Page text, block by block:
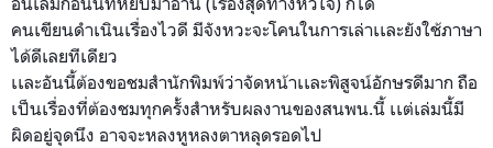
คนเขียนดำเนินเรื่องไวดี มีจังหวะจะโคนในการเล่าเเละยังใช้ภาษา
ได้ดีเลยทีเดียว
เเละอันนี้ต้องขอชมสำนักพิมพ์ว่าจัดหน้าเเละพิสูจน์อักษรดีมาก ถือ
เป็นเรื่องที่ต้องชมทุกครั้งสำหรับผลงานของสนพน.นี้ เเต่เล่มนี้มี
ผิดอยู่จุดนึง อาจจะหลงหูหลงตาหลุดรอดไป